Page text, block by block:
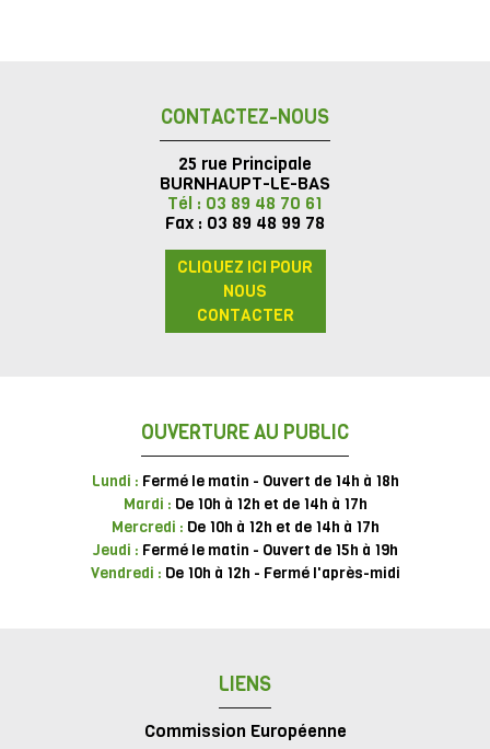
CONTACTEZ-NOUS
25 rue Principale
BURNHAUPT-LE-BAS
Tél : 03 89 48 70 61
Fax : 03 89 48 99 78
CLIQUEZ ICI POUR
NOUS
CONTACTER
OUVERTURE AU PUBLIC
Lundi : Fermé le matin - Ouvert de 14h à 18h
Mardi : De 10h à 12h et de 14h à 17h
Mercredi : De 10h à 12h et de 14h à 17h
Jeudi : Fermé le matin - Ouvert de 15h à 19h
Vendredi : De 10h à 12h - Fermé l'après-midi
LIENS
Commission Européenne